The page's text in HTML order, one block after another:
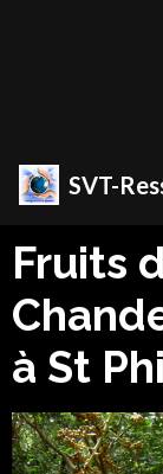
SVT-
Fruits
à St